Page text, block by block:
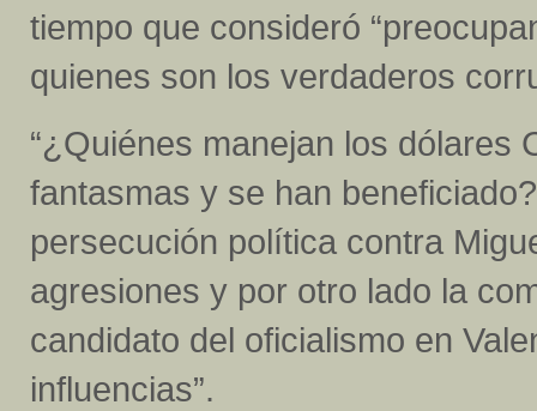
tiempo que consideró
quienes son los verdaderos
“¿Quiénes manejan los dólares
fantasmas y se han
persecución política contra
agresiones y por otro lado la
candidato del oficialismo en
influencias”.